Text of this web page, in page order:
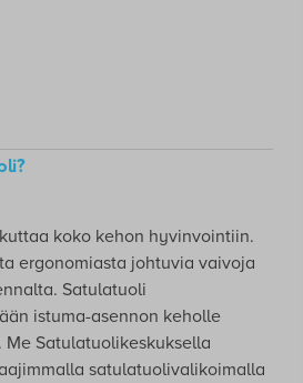
koko kehon hyvinvointiin.
ergonomiasta johtuvia vaivoja
Satulatuoli
istuma-asennon keholle
Satulatuolikeskuksella
satulatuolivalikoimalla